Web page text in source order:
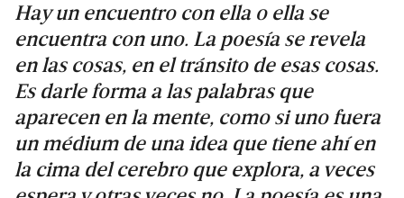
Hay un encuentro con ella o ella se
encuentra con uno. La poesía se revela
en las cosas, en el tránsito de esas cosas.
Es darle forma a las palabras que
aparecen en la mente, como si uno fuera
un médium de una idea que tiene ahí en
la cima del cerebro que explora, a veces